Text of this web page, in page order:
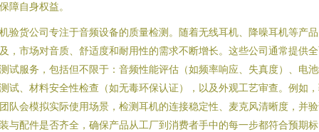
障自身权益。
验货公司专注于音频设备的质量检测。随着无线耳机、降噪耳机等产
，市场对音质、舒适度和耐用性的需求不断增长。这些公司通常提供
试服务，包括但不限于：音频性能评估（如频率响应、失真度）、电
试、材料安全性检查（如无毒环保认证），以及外观工艺审查。例如
队会模拟实际使用场景，检测耳机的连接稳定性、麦克风清晰度，并
与配件是否齐全，确保产品从工厂到消费者手中的每一步都符合预期标